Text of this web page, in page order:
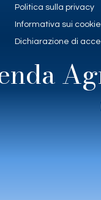
Politica sulla privacy
Informativa sui cookie
Dichiarazione di